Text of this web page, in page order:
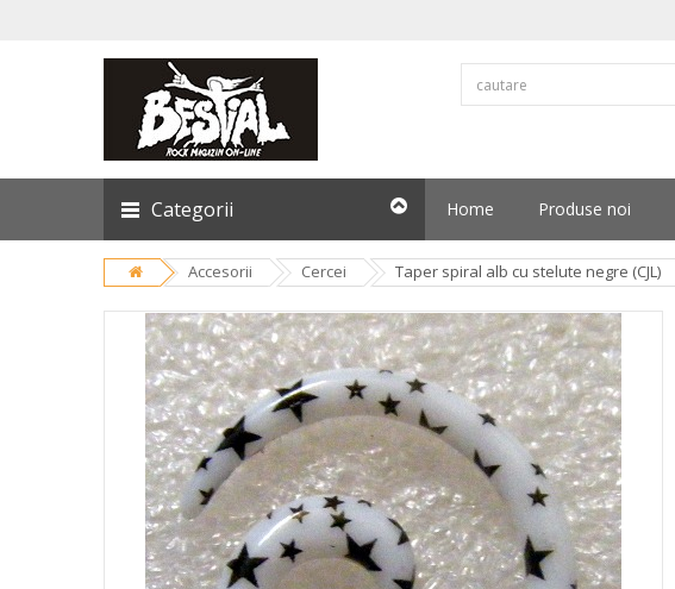
Categorii Home Produse noi
Accesorii Cercei Taper spiral alb cu stelute negre (CJL)